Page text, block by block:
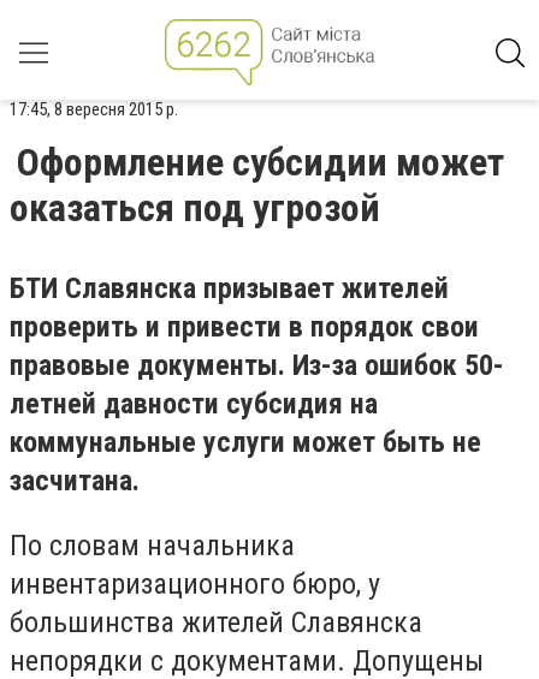
17:45, 8 вересня 2015 р.
Оформление субсидии может
оказаться под угрозой
БТИ Славянска призывает жителей
проверить и привести в порядок свои
правовые документы. Из-за ошибок 50-
летней давности субсидия на
коммунальные услуги может быть не
засчитана.
По словам начальника
инвентаризационного бюро, у
большинства жителей Славянска
непорядки с документами. Допущены